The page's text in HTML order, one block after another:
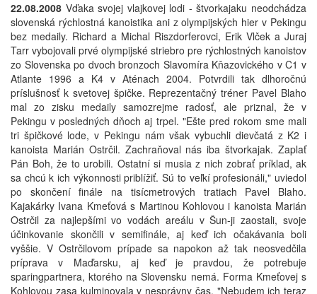
22.08.2008 Vďaka svojej vlajkovej lodi - štvorkajaku neodchádza
slovenská rýchlostná kanoistika ani z olympijských hier v Pekingu
bez medaily. Richard a Michal Riszdorferovci, Erik Vlček a Juraj
Tarr vybojovali prvé olympijské striebro pre rýchlostných kanoistov
zo Slovenska po dvoch bronzoch Slavomíra Kňazovického v C1 v
Atlante 1996 a K4 v Aténach 2004. Potvrdili tak dlhoročnú
príslušnosť k svetovej špičke. Reprezentačný tréner Pavel Blaho
mal zo zisku medaily samozrejme radosť, ale priznal, že v
Pekingu v posledných dňoch aj trpel. "Ešte pred rokom sme mali
tri špičkové lode, v Pekingu nám však vybuchli dievčatá z K2 i
kanoista Marián Ostrčil. Zachraňoval nás iba štvorkajak. Zaplať
Pán Boh, že to urobili. Ostatní si musia z nich zobrať príklad, ak
sa chcú k ich výkonnosti priblížiť. Sú to veľkí profesionáli," uviedol
po skončení finále na tisícmetrových tratiach Pavel Blaho.
Kajakárky Ivana Kmeťová s Martinou Kohlovou i kanoista Marián
Ostrčil za najlepšími vo vodách areálu v Šun-ji zaostali, svoje
účinkovanie skončili v semifinále, aj keď ich očakávania boli
vyššie. V Ostrčilovom prípade sa napokon až tak neosvedčila
príprava v Maďarsku, aj keď je pravdou, že potrebuje
sparingpartnera, ktorého na Slovensku nemá. Forma Kmeťovej s
Kohlovou zasa kulminovala v nesprávny čas. "Nebudem ich teraz